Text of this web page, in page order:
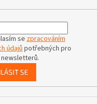
se zpracováním
údajů potřebných pro
newsletterů.
SE